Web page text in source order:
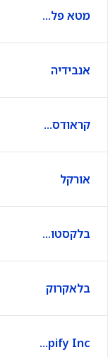
מטא פלטפורמס
אנבידיה
קראודסטרייק
אורקל
בלקסטון גרופ
בלאקרוק
Shopify Inc.